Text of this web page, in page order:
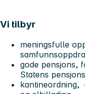
Vi tilbyr
meningsfulle
gode pensjons,
Statens
kantineordning,